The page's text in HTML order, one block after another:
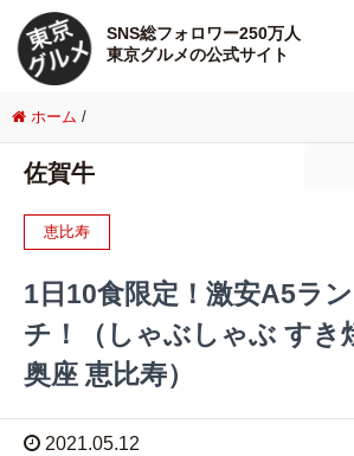
SNS総フォロワー250万人
東京グルメの公式サイト
ホーム /
佐賀牛
恵比寿
1日10食限定！激安A5ラ
チ！（しゃぶしゃぶ すき
奥座 恵比寿）
2021.05.12